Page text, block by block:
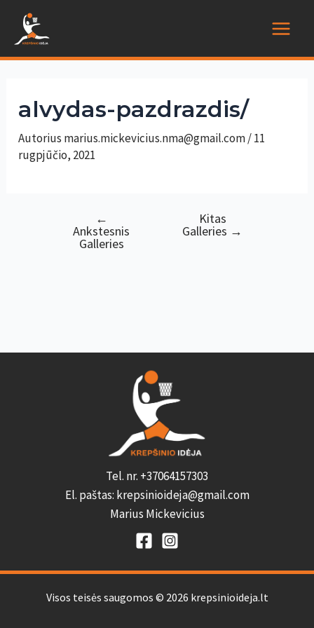
turinio
alvydas-pazdrazdis/
Autorius marius.mickevicius.nma@gmail.com/11
rugpjūčio, 2021
←
Ankstesnis
Galleries
Kitas
Galleries →
Tel. nr. +37064157303
El. paštas: krepsinioideja@gmail.com
Marius Mickevicius
Visos teisės saugomos © 2026 krepsinioideja.lt